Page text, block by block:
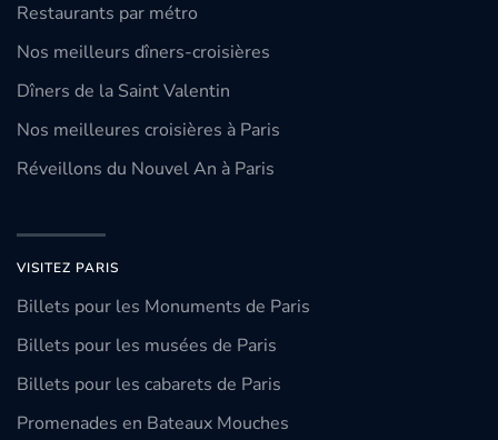
Restaurants par métro
Nos meilleurs dîners-croisières
Dîners de la Saint Valentin
Nos meilleures croisières à Paris
Réveillons du Nouvel An à Paris
VISITEZ PARIS
Billets pour les Monuments de Paris
Billets pour les musées de Paris
Billets pour les cabarets de Paris
Promenades en Bateaux Mouches